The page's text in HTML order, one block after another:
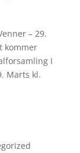
– 29.
kommer
I
Marts kl.